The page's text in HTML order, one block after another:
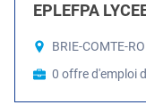
EPLEFPA
BRIE-COMTE-
0 offre d'emploi